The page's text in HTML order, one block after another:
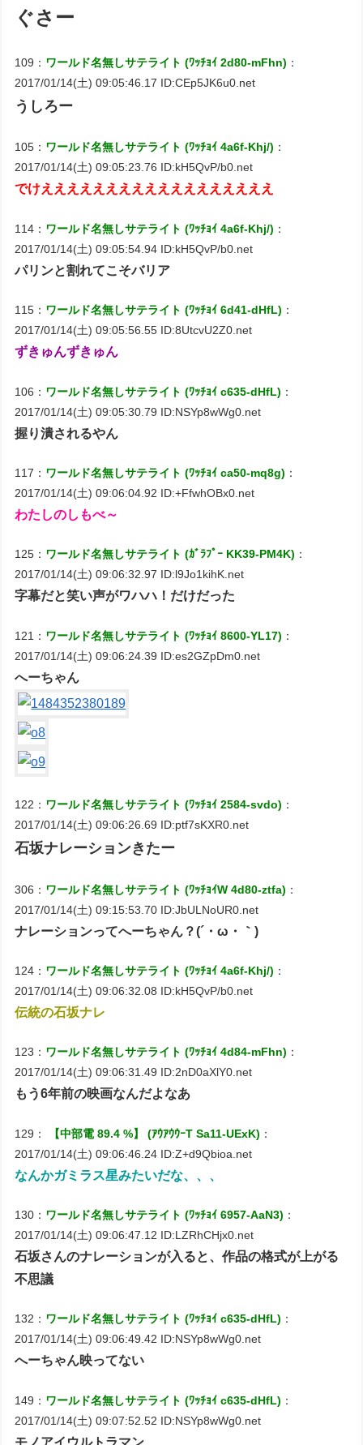
ぐさー
109： ワールド名無しサテライト (ﾜｯﾁｮｲ 2d80-mFhn) ：
2017/01/14(土) 09:05:46.17 ID:CEp5JK6u0.net
うしろー
105： ワールド名無しサテライト (ﾜｯﾁｮｲ 4a6f-Khj/) ：
2017/01/14(土) 09:05:23.76 ID:kH5QvP/b0.net
でけええええええええええええええええええ
114： ワールド名無しサテライト (ﾜｯﾁｮｲ 4a6f-Khj/) ：
2017/01/14(土) 09:05:54.94 ID:kH5QvP/b0.net
パリンと割れてこそバリア
115： ワールド名無しサテライト (ﾜｯﾁｮｲ 6d41-dHfL) ：
2017/01/14(土) 09:05:56.55 ID:8UtcvU2Z0.net
ずきゅんずきゅん
106： ワールド名無しサテライト (ﾜｯﾁｮｲ c635-dHfL) ：
2017/01/14(土) 09:05:30.79 ID:NSYp8wWg0.net
握り潰されるやん
117： ワールド名無しサテライト (ﾜｯﾁｮｲ ca50-mq8g) ：
2017/01/14(土) 09:06:04.92 ID:+FfwhOBx0.net
わたしのしもべ～
125： ワールド名無しサテライト (ｶﾞﾗﾌﾟｰ KK39-PM4K) ：
2017/01/14(土) 09:06:32.97 ID:l9Jo1kihK.net
字幕だと笑い声がワハハ！だけだった
121： ワールド名無しサテライト (ﾜｯﾁｮｲ 8600-YL17) ：
2017/01/14(土) 09:06:24.39 ID:es2GZpDm0.net
へーちゃん
122： ワールド名無しサテライト (ﾜｯﾁｮｲ 2584-svdo) ：
2017/01/14(土) 09:06:26.69 ID:ptf7sKXR0.net
石坂ナレーションきたー
306： ワールド名無しサテライト (ﾜｯﾁｮｲW 4d80-ztfa) ：
2017/01/14(土) 09:15:53.70 ID:JbULNoUR0.net
ナレーションってへーちゃん？(´・ω・｀)
124： ワールド名無しサテライト (ﾜｯﾁｮｲ 4a6f-Khj/) ：
2017/01/14(土) 09:06:32.08 ID:kH5QvP/b0.net
伝統の石坂ナレ
123： ワールド名無しサテライト (ﾜｯﾁｮｲ 4d84-mFhn) ：
2017/01/14(土) 09:06:31.49 ID:2nD0aXlY0.net
もう6年前の映画なんだよなあ
129： 【中部電 89.4 %】 (ｱｳｱｳｳｰT Sa11-UExK) ：
2017/01/14(土) 09:06:46.24 ID:Z+d9Qbioa.net
なんかガミラス星みたいだな、、、
130： ワールド名無しサテライト (ﾜｯﾁｮｲ 6957-AaN3) ：
2017/01/14(土) 09:06:47.12 ID:LZRhCHjx0.net
石坂さんのナレーションが入ると、作品の格式が上がる
不思議
132： ワールド名無しサテライト (ﾜｯﾁｮｲ c635-dHfL) ：
2017/01/14(土) 09:06:49.42 ID:NSYp8wWg0.net
へーちゃん映ってない
149： ワールド名無しサテライト (ﾜｯﾁｮｲ c635-dHfL) ：
2017/01/14(土) 09:07:52.52 ID:NSYp8wWg0.net
モノアイウルトラマン